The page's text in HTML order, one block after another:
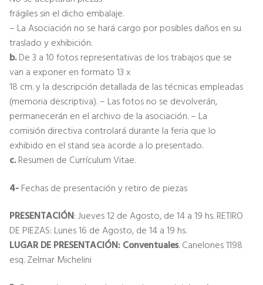
frágiles sin el dicho embalaje.
– La Asociación no se hará cargo por posibles daños en su
traslado y exhibición.
b.De 3 a 10 fotos representativas de los trabajos que se
van a exponer en formato 13 x
18 cm. y la descripción detallada de las técnicas empleadas
(memoria descriptiva). – Las fotos no se devolverán,
permanecerán en el archivo de la asociación. – La
comisión directiva controlará durante la feria que lo
exhibido en el stand sea acorde a lo presentado.
c.Resumen de Currículum Vitae.
4- Fechas de presentación y retiro de piezas
PRESENTACIÓN: Jueves 12 de Agosto, de 14 a 19 hs. RETIRO
DE PIEZAS: Lunes 16 de Agosto, de 14 a 19 hs.
LUGAR DE PRESENTACIÓN: Conventuales. Canelones 1198
esq. Zelmar Michelini